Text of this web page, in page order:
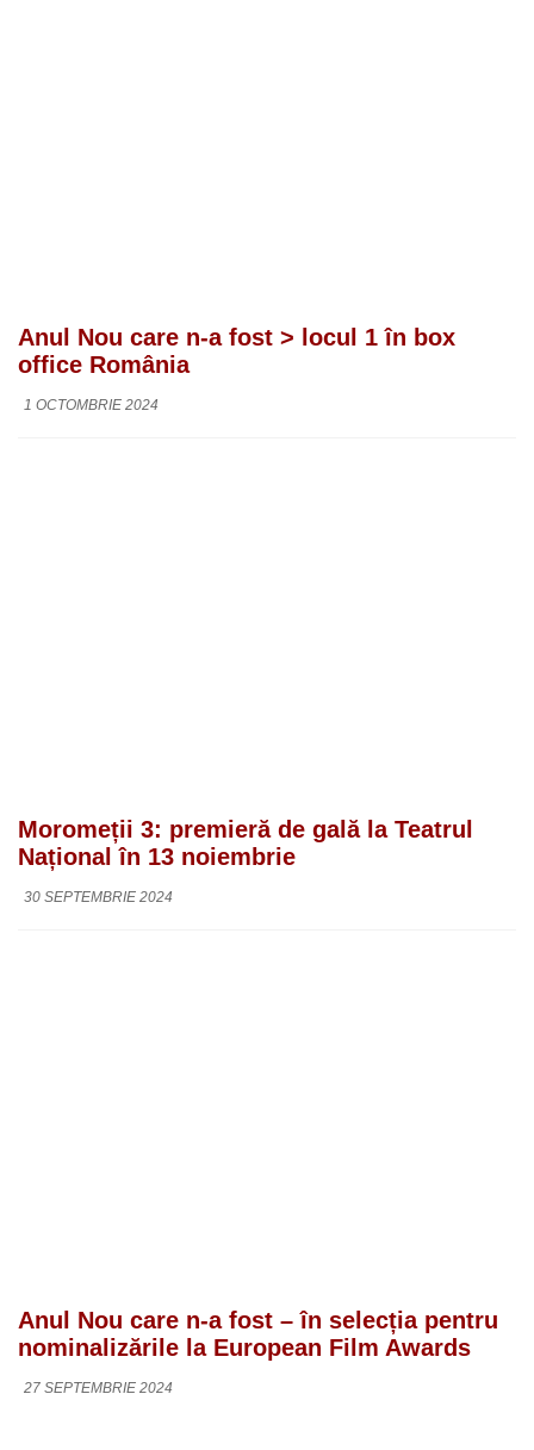
Anul Nou care n-a fost > locul 1 în box
office România
1 OCTOMBRIE 2024
Moromeții 3: premieră de gală la Teatrul
Național în 13 noiembrie
30 SEPTEMBRIE 2024
Anul Nou care n-a fost – în selecția pentru
nominalizările la European Film Awards
27 SEPTEMBRIE 2024